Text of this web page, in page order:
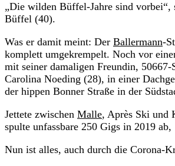
„Die wilden Büffel-Jahre sind vorbei“,
Büffel (40).
Was er damit meint: Der Ballermann-
komplett umgekrempelt. Noch vor
mit seiner damaligen Freundin, 50667-
Carolina Noeding (28), in einer
der hippen Bonner Straße in der
Jettete zwischen Malle, Après Ski und
spulte unfassbare 250 Gigs in 2019 ab,
Nun ist alles, auch durch die Corona-